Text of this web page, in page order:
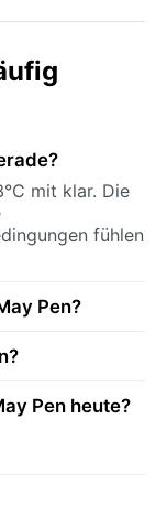
mit klar. Die
fühlen
Pen?
Pen heute?